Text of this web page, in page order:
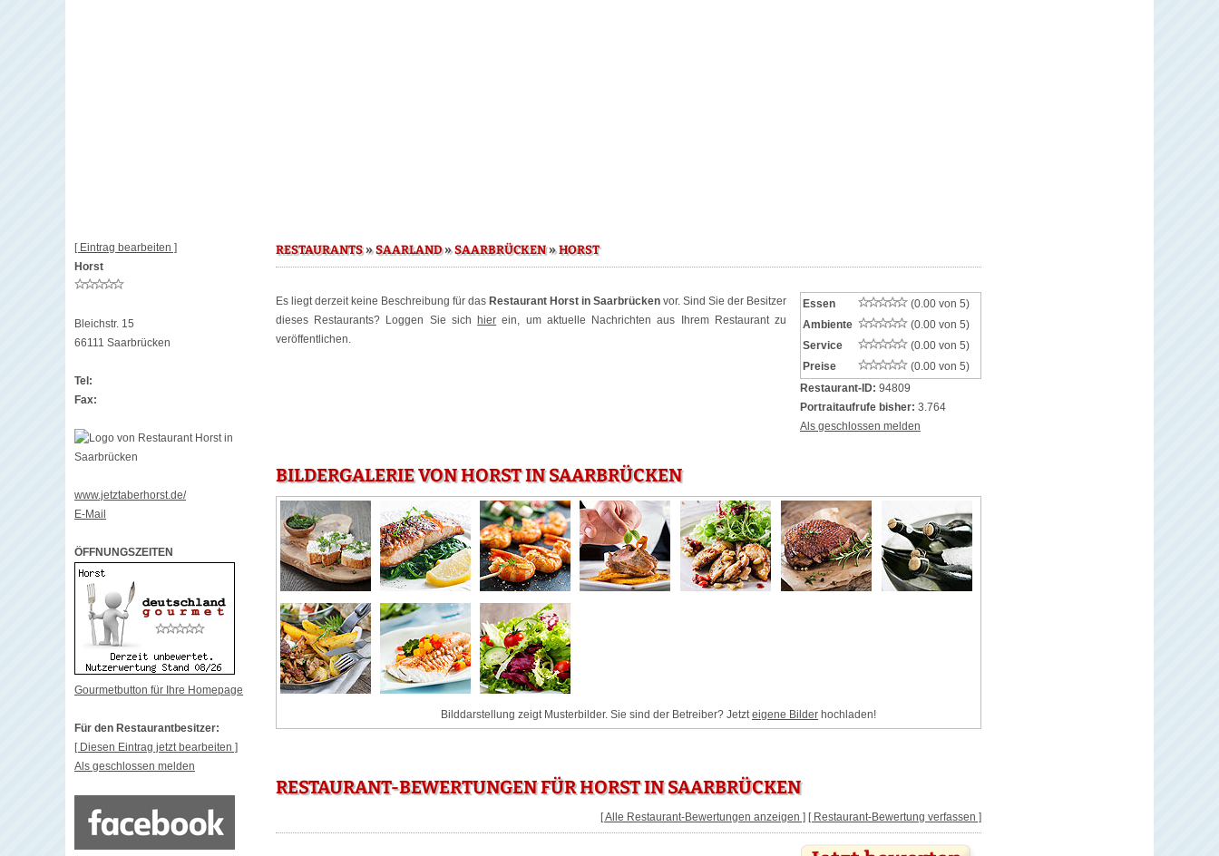
[ Eintrag bearbeiten ]
Horst
Bleichstr. 15
66111 Saarbrücken
Tel:
Fax:
www.jetztaberhorst.de/
E-Mail
ÖFFNUNGSZEITEN
Gourmetbutton für Ihre Homepage
Für den Restaurantbesitzer:
[ Diesen Eintrag jetzt bearbeiten ]
Als geschlossen melden
RESTAURANTS»SAARLAND»SAARBRÜCKEN»HORST
Es liegt derzeit keine Beschreibung für das Restaurant Horst in Saarbrücken vor. Sind Sie der Besitzer
dieses Restaurants? Loggen Sie sich
hier ein, um aktuelle Nachrichten aus Ihrem Restaurant zu
veröffentlichen.
Essen
(0.00 von 5)
Ambiente
(0.00 von 5)
Service
(0.00 von 5)
Preise
(0.00 von 5)
Restaurant-ID: 94809
Portraitaufrufe bisher: 3.764
Als geschlossen melden
BILDERGALERIE VON HORST IN SAARBRÜCKEN
Bilddarstellung zeigt Musterbilder. Sie sind der Betreiber? Jetzteigene Bilder hochladen!
RESTAURANT-BEWERTUNGEN FÜR HORST IN SAARBRÜCKEN
[ Alle Restaurant-Bewertungen anzeigen ] [ Restaurant-Bewertung verfassen ]